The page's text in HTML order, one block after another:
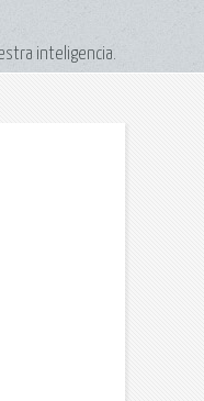
inteligencia.